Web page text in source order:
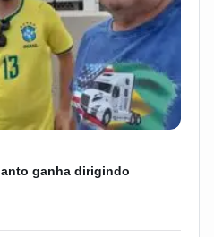
ganha dirigindo